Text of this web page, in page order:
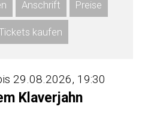
Anschrift Preise
kaufen
29.08.2026, 19:30
Klaverjahn